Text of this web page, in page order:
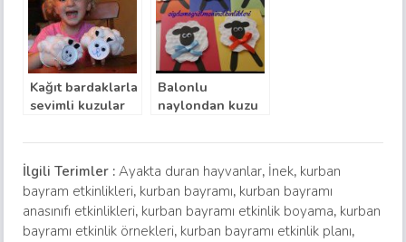
Kağıt bardaklarla
sevimli kuzular
Balonlu
naylondan kuzu
İlgili Terimler :Ayakta duran hayvanlar, İnek, kurban
bayram etkinlikleri, kurban bayramı, kurban bayramı
anasınıfı etkinlikleri, kurban bayramı etkinlik boyama, kurban
bayramı etkinlik örnekleri, kurban bayramı etkinlik planı,